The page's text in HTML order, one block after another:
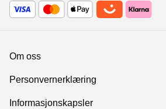
Om oss
Personvernerklæring
Informasjonskapsler